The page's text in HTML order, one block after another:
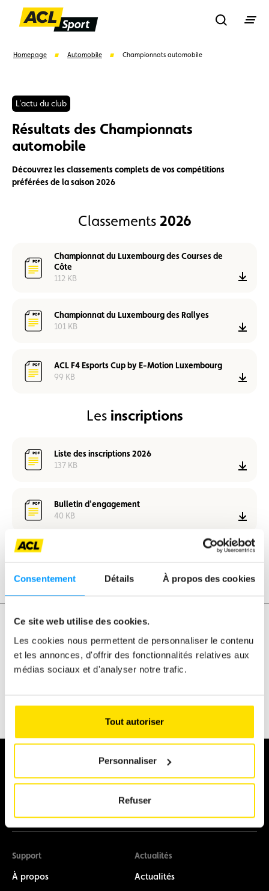
Consentement Détails À propos des cookies
Ce site web utilise des cookies.
Les cookies nous permettent de personnaliser le contenu
et les annonces, d'offrir des fonctionnalités relatives aux
médias sociaux et d'analyser notre trafic.
Tout autoriser
Personnaliser
Refuser
Rechercher
Suggestions
Homepage Automobile Championnats automobile
L'actu du club
Résultats des Championnats
automobile
Découvrez les classements complets de vos compétitions
préférées de la saison 2026
Classements 2026
Championnat du Luxembourg des Courses de
Côte
112 KB
Championnat du Luxembourg des Rallyes
101 KB
ACL F4 Esports Cup by E-Motion Luxembourg
99 KB
Les inscriptions
Liste des inscriptions 2026
137 KB
Bulletin d'engagement
40 KB
Automobile Karting
Devenir licencié
Support
À propos
Actualités
Actualités